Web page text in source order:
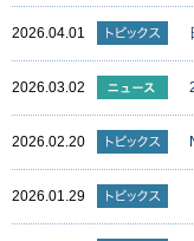
2026.04.01
2026.03.02
2026.02.20
2026.01.29